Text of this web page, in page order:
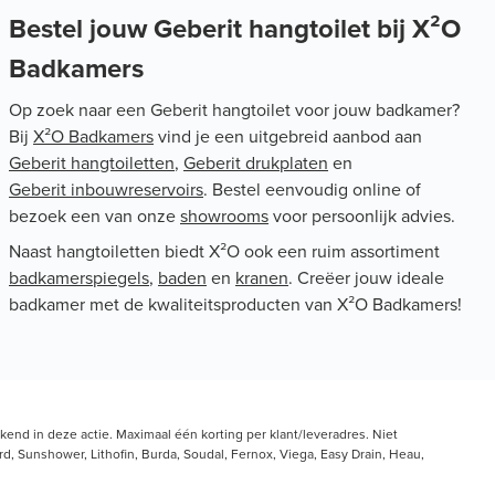
Bestel jouw Geberit hangtoilet bij X²O
Badkamers
Op zoek naar een Geberit hangtoilet voor jouw badkamer?
Bij X²O Badkamersvind je een uitgebreid aanbod aan
Geberit hangtoiletten, Geberit drukplaten en
Geberit inbouwreservoirs. Bestel eenvoudig online of
bezoek een van onzeshowroomsvoor persoonlijk advies.
Naast hangtoiletten biedt X²O ook een ruim assortiment
badkamerspiegels, baden en kranen. Creëer jouw ideale
badkamer met de kwaliteitsproducten van X²O Badkamers!
in deze actie. Maximaal één korting per klant/leveradres. Niet
Lithofin, Burda, Soudal, Fernox, Viega, Easy Drain, Heau,